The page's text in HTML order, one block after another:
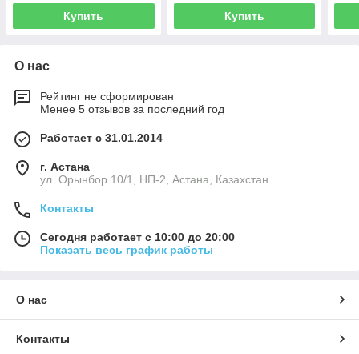
Купить Купить
О нас
Рейтинг не сформирован
Менее 5 отзывов за последний год
Работает с 31.01.2014
г. Астана
ул. Орынбор 10/1, НП-2, Астана, Казахстан
Контакты
Сегодня работает с 10:00 до 20:00
Показать весь график работы
О нас
Контакты